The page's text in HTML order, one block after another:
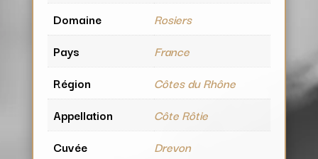
Domaine
Rosiers
Pays
France
Région
Côtes du Rhône
Appellation
Côte Rôtie
Cuvée
Drevon